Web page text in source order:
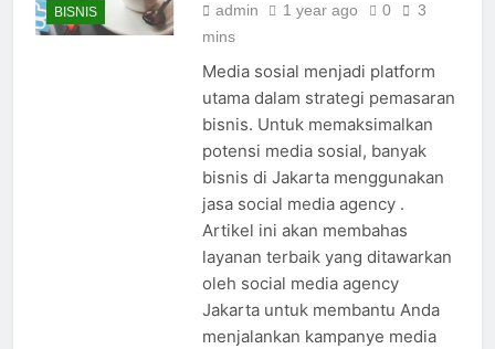
Dari Kran Shower
Rekomendasi Kado
Pernikahan Elegan untuk
Momen Spesial yang
Berkesan
3 Months Ago
Strategi Pemasaran
Digital Paling Ampuh
dari Social Media
Agency Jakarta di
Tahun 2026
3 Months Ago
7 Inspirasi Kado
Ulang Tahun untuk
Sahabat dari The
Palace
4 Layanan Social Media Agency
Jakarta Untuk Kebutuhan
Bisnis Anda
5 Months Ago
BISNIS admin 1 year ago 0
3
mins
Media sosial menjadi platform
utama dalam strategi pemasaran
bisnis. Untuk memaksimalkan
potensi media sosial, banyak
bisnis di Jakarta menggunakan
jasa social media agency .
Artikel ini akan membahas
layanan terbaik yang ditawarkan
oleh social media agency
Jakarta untuk membantu Anda
menjalankan kampanye media